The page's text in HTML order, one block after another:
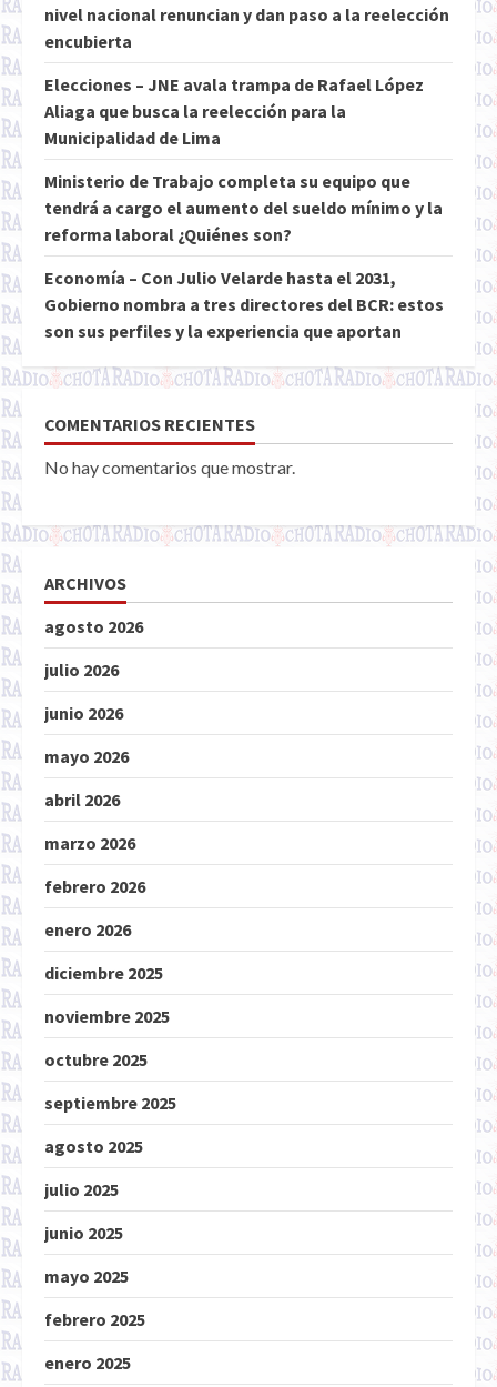
nivel nacional renuncian y dan paso a la reelección
encubierta
Elecciones – JNE avala trampa de Rafael López
Aliaga que busca la reelección para la
Municipalidad de Lima
Ministerio de Trabajo completa su equipo que
tendrá a cargo el aumento del sueldo mínimo y la
reforma laboral ¿Quiénes son?
Economía – Con Julio Velarde hasta el 2031,
Gobierno nombra a tres directores del BCR: estos
son sus perfiles y la experiencia que aportan
COMENTARIOS RECIENTES
No hay comentarios que mostrar.
ARCHIVOS
agosto 2026
julio 2026
junio 2026
mayo 2026
abril 2026
marzo 2026
febrero 2026
enero 2026
diciembre 2025
noviembre 2025
octubre 2025
septiembre 2025
agosto 2025
julio 2025
junio 2025
mayo 2025
febrero 2025
enero 2025